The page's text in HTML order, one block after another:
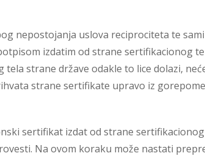
nepostojanja uslova reciprociteta te
izdatim od strane sertifikacionog
strane države odakle to lice dolazi,
strane sertifikate upravo iz
sertifikat izdat od strane
Na ovom koraku može nastati